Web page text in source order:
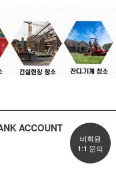
ACCOUNT
비회원
1:1 문의